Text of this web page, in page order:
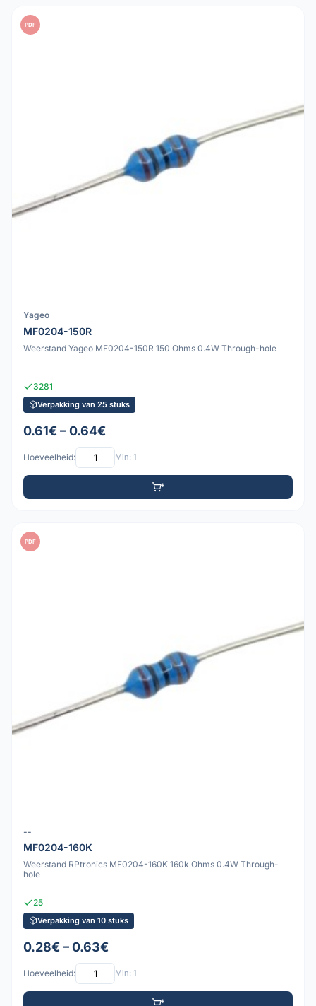
PDF
Yageo
MF0204-150R
Weerstand Yageo MF0204-150R 150 Ohms 0.4W Through-hole
3281
Verpakking van 25 stuks
0.61€ – 0.64€
Hoeveelheid: Min: 1
PDF
--
MF0204-160K
Weerstand RPtronics MF0204-160K 160k Ohms 0.4W Through-
hole
25
Verpakking van 10 stuks
0.28€ – 0.63€
Hoeveelheid: Min: 1